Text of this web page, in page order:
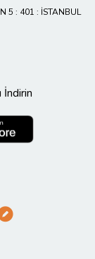
5 : 401 : İSTANBUL
İndirin